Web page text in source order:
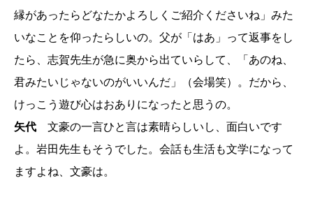
縁があったらどなたかよろしくご紹介くださいね」みた
いなことを仰ったらしいの。父が「はあ」って返事をし
たら、志賀先生が急に奥から出ていらして、「あのね、
君みたいじゃないのがいいんだ」（会場笑）。だから、
けっこう遊び心はおありになったと思うの。
矢代 文豪の一言ひと言は素晴らしいし、面白いです
よ。岩田先生もそうでした。会話も生活も文学になって
ますよね、文豪は。